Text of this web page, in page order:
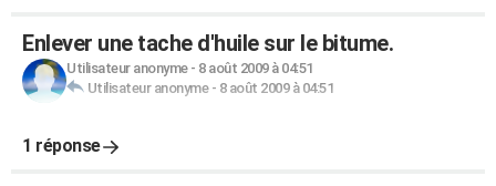
Enlever une tache d'huile sur le bitume.
Utilisateur anonyme- 8 août 2009 à 04:51
Utilisateur anonyme- 8 août 2009 à 04:51
1 réponse